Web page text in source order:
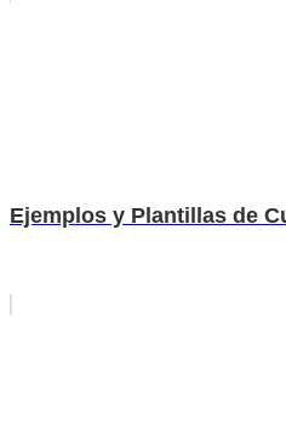
Ejemplos y Plantillas de